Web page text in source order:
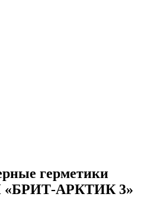
герметики
«БРИТ-АРКТИК 3»